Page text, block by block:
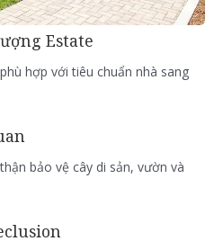
Estate
hợp với tiêu chuẩn nhà sang
bảo vệ cây di sản, vườn và